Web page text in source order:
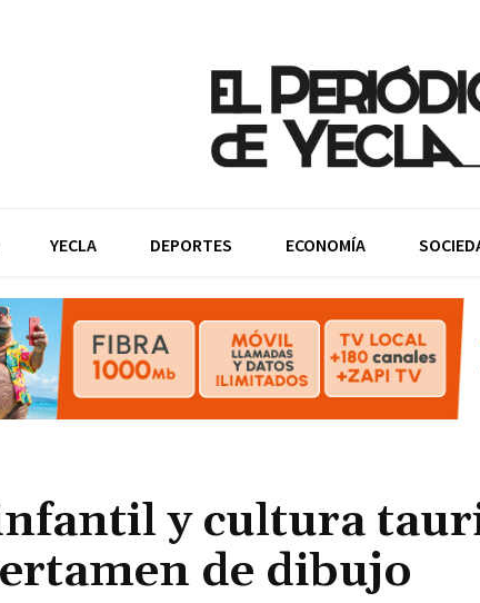
YECLA DEPORTES ECONOMÍA
y cultura
de dibujo